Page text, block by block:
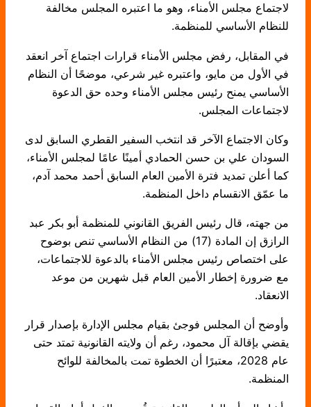
لاجتماع مجلس الأمناء، وهو ما اعتبره المجلس مخالفة
للنظام الأساسي للمنظمة.
في المقابل، رفض مجلس الأمناء قرارات اجتماع آخر انعقد
في الأول من مايو، واعتبره غير شرعي، موضحًا أن النظام
الأساسي يمنح رئيس مجلس الأمناء وحده حق الدعوة
لاجتماعات المجلس.
وكان الاجتماع الآخر قد انتخب السفير القطري السابق لدى
السودان علي بن حسن الحمادي أمينًا عامًا لمجلس الأمناء،
كما أعلن تمديد فترة الأمين العام السابق أحمد محمد آدم،
ما عمّق الانقسام داخل المنظمة.
من جهته، قال رئيس الفريق القانوني للمنظمة أبو بكر عبد
الرازق إن المادة (17) من النظام الأساسي تنص بوضوح
على اختصاص رئيس مجلس الأمناء بالدعوة للاجتماعات،
مع ضرورة إخطار الأمين العام قبل شهرين من موعد
الانعقاد.
وأوضح أن المجلس فوجئ بقيام مجلس الإدارة بإصدار قرار
يقضي بإقالة آل محمود، رغم أن ولايته القانونية تمتد حتى
عام 2028، معتبرًا أن الخطوة تمت بالمخالفة للوائح
المنظمة.